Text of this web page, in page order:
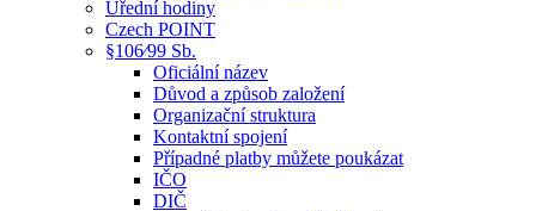
Úřední hodiny
Czech POINT
§106⁄99 Sb.
Oficiální název
Důvod a způsob založení
Organizační struktura
Kontaktní spojení
Případné platby můžete poukázat
IČO
DIČ